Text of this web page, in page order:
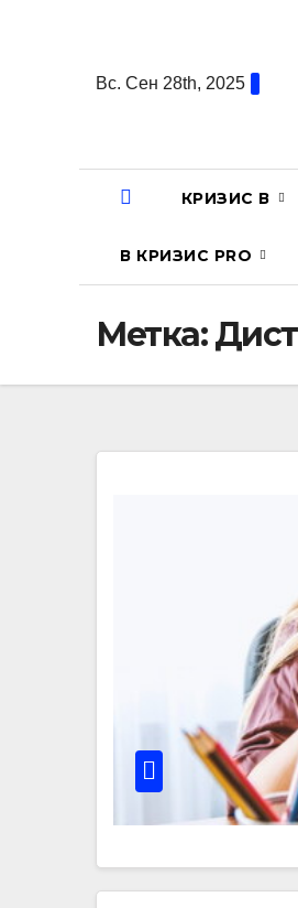
содержаниюВс. Сен 28th, 2025
КРИЗИС В
В КРИЗИС PRO
Метка: